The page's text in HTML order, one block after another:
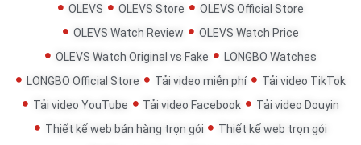
OLEVS OLEVS Store
OLEVS Official Store
OLEVS Watch Review
OLEVS Watch Price
OLEVS Watch Original vs Fake
LONGBO Watches
LONGBO Official Store
Tải video miễn phí
Tải video TikTok
Tải video YouTube
Tải video Facebook
Tải video Douyin
Thiết kế web bán hàng trọn gói
Thiết kế web trọn gói